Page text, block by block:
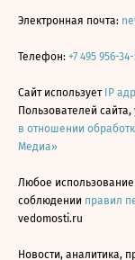
Электронная почта:
Телефон: +7 495 956-
Сайт использует IP
Пользователей
в отношении
Медиа»
Любое использование
соблюдении правил
vedomosti.ru
Новости, аналитика,